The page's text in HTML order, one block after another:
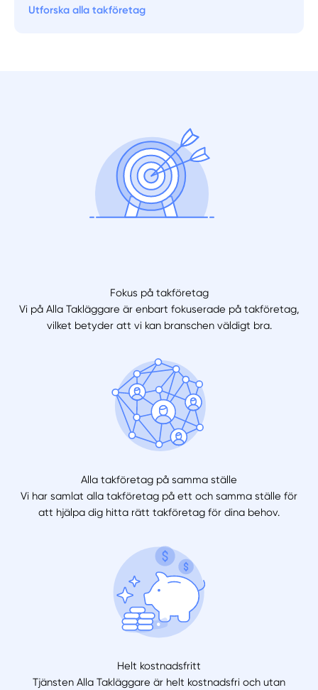
Utforska alla takföretag
Fokus på takföretag
Vi på Alla Takläggare är enbart fokuserade på takföretag,
vilket betyder att vi kan branschen väldigt bra.
Alla takföretag på samma ställe
Vi har samlat alla takföretag på ett och samma ställe för
att hjälpa dig hitta rätt takföretag för dina behov.
Helt kostnadsfritt
Tjänsten Alla Takläggare är helt kostnadsfri och utan